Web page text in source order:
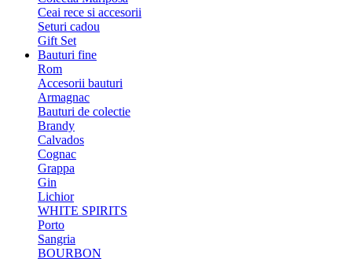
Ceai rece si accesorii
Seturi cadou
Gift Set
Bauturi fine
Rom
Accesorii bauturi
Armagnac
Bauturi de colectie
Brandy
Calvados
Cognac
Grappa
Gin
Lichior
WHITE SPIRITS
Porto
Sangria
BOURBON